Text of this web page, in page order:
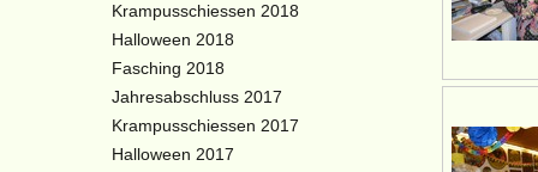
Krampusschiessen 2018
Halloween 2018
Fasching 2018
Jahresabschluss 2017
Krampusschiessen 2017
Halloween 2017